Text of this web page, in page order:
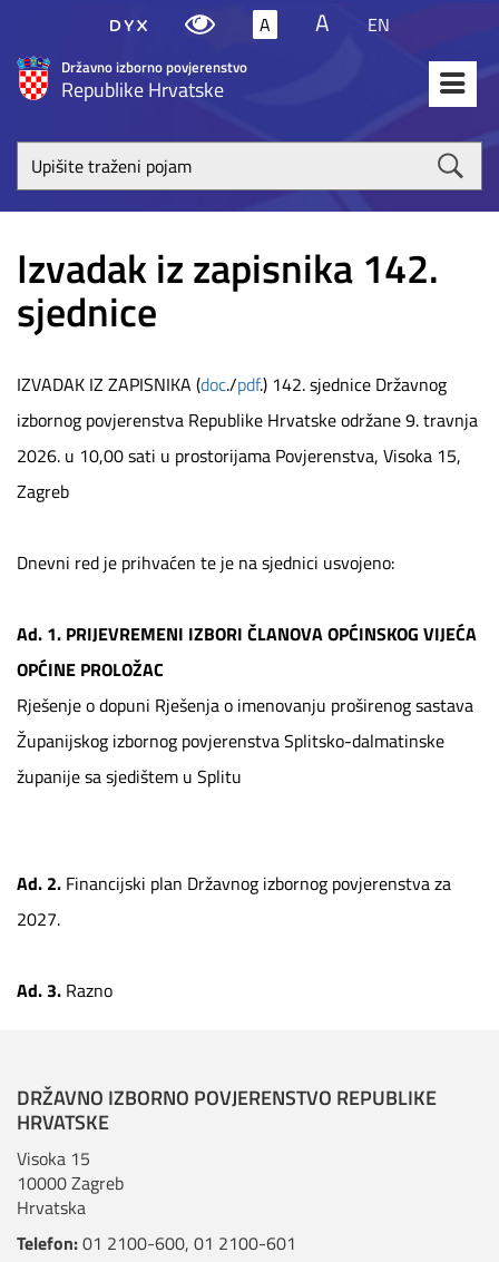
Državno izborno povjerenstvo
Republike Hrvatske
A A EN
Upišite
traženi
Izvadak iz zapisnika 142.
sjednice
IZVADAK IZ ZAPISNIKA (doc./pdf.) 142. sjednice Državnog
izbornog povjerenstva Republike Hrvatske održane 9. travnja
2026. u 10,00 sati u prostorijama Povjerenstva, Visoka 15,
Zagreb
Dnevni red je prihvaćen te je na sjednici usvojeno:
Ad. 1. PRIJEVREMENI IZBORI ČLANOVA OPĆINSKOG VIJEĆA
OPĆINE PROLOŽAC
Rješenje o dopuni Rješenja o imenovanju proširenog sastava
Županijskog izbornog povjerenstva Splitsko-dalmatinske
županije sa sjedištem u Splitu
Ad. 2. Financijski plan Državnog izbornog povjerenstva za
2027.
Ad. 3. Razno
DRŽAVNO IZBORNO POVJERENSTVO REPUBLIKE
HRVATSKE
Visoka 15
10000 Zagreb
Hrvatska
Telefon:01 2100-600, 01 2100-601